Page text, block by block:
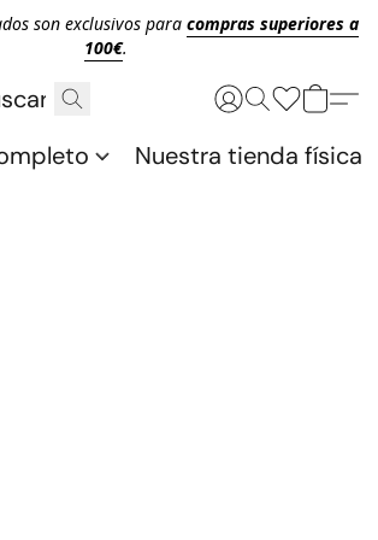
son exclusivos para compras superiores a
100€.
Nuestra tienda física